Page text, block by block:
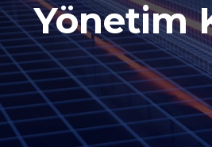
Yönetim